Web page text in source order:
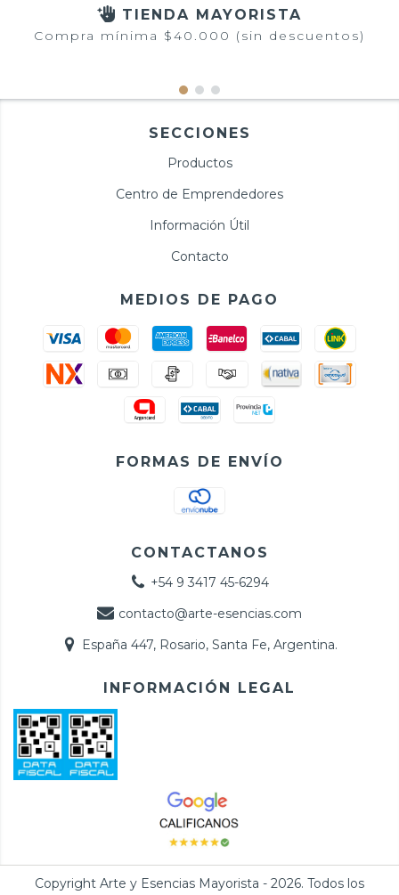
TIENDA MAYORISTA
Compra mínima $40.000 (sin descuentos)
SECCIONES
Productos
Centro de Emprendedores
Información Útil
Contacto
MEDIOS DE PAGO
FORMAS DE ENVÍO
CONTACTANOS
+54 9 3417 45-6294
contacto@arte-esencias.com
España 447, Rosario, Santa Fe, Argentina.
INFORMACIÓN LEGAL
Copyright Arte y Esencias Mayorista - 2026. Todos los